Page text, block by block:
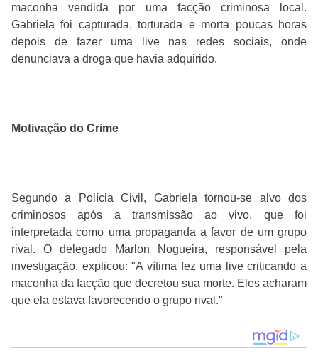
maconha vendida por uma facção criminosa local.
Gabriela foi capturada, torturada e morta poucas horas
depois de fazer uma live nas redes sociais, onde
denunciava a droga que havia adquirido.
Motivação do Crime
Segundo a Polícia Civil, Gabriela tornou-se alvo dos
criminosos após a transmissão ao vivo, que foi
interpretada como uma propaganda a favor de um grupo
rival. O delegado Marlon Nogueira, responsável pela
investigação, explicou: "A vítima fez uma live criticando a
maconha da facção que decretou sua morte. Eles acharam
que ela estava favorecendo o grupo rival."